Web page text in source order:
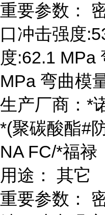
重要参数：
口冲击强度
度:62.1 MPa
MPa 弯曲模
生产厂商：*
*(聚碳酸酯#
NA FC/*福禄
用途： 其它
重要参数：